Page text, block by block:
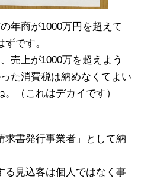
年商が1000万円を超えて
です。
売上が1000万を超えよう
た消費税は納めなくてよい
（これはデカイです）
求書発行事業者」として納
る見込客は個人ではなく事